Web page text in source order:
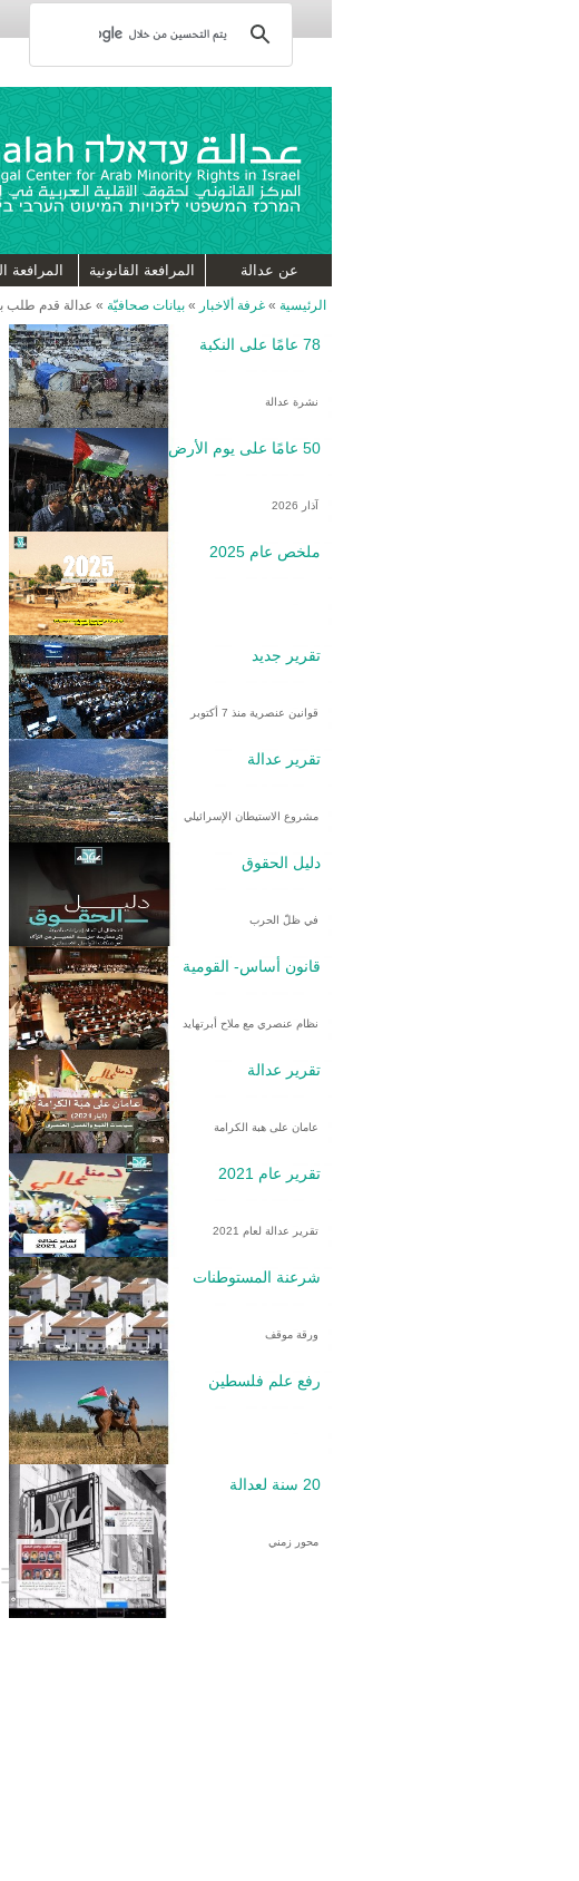
عن عدالة المرافعة القانونية المرافعة
الرئيسية » غرفة ألاخبار » بيانات صحافيّة » عدالة قدم طلب بإبطال خطة "النقب 2015" لكونها
78 عامًا على النكبة
نشرة عدالة
50 عامًا على يوم الأرض
آذار 2026
ملخص عام 2025
تقرير جديد
قوانين عنصرية منذ 7 أكتوبر
تقرير عدالة
مشروع الاستيطان الإسرائيلي
دليل الحقوق
في ظلّ الحرب
قانون أساس- القومية
نظام عنصري مع ملاح أبرتهايد
تقرير عدالة
عامان على هبة الكرامة
تقرير عام 2021
تقرير عدالة لعام 2021
شرعنة المستوطنات
ورقة موقف
رفع علم فلسطين
20 سنة لعدالة
محور زمني